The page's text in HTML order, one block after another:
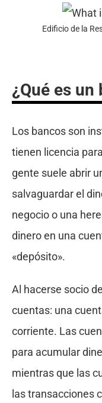
Edificio de la
¿Qué es un
Los bancos son
tienen licencia
gente suele abrir
salvaguardar el
negocio o una
dinero en una
«depósito».
Al hacerse socio
cuentas: una
corriente. Las
para acumular
mientras que las
las transacciones